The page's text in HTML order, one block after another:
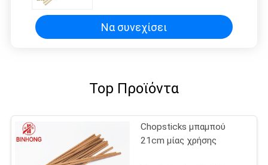
Να συνεχίσει
Top Προϊόντα
Chopsticks μπαμπού
21cm μίας χρήσης